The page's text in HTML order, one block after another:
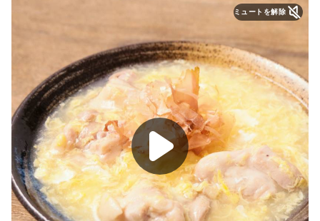
ミュートを解除